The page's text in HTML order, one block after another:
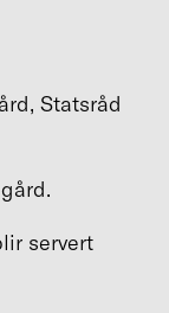
Statsråd
servert